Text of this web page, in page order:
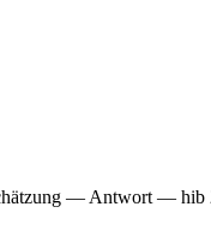
— Antwort — hib